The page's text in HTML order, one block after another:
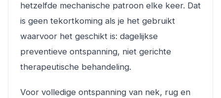
hetzelfde mechanische patroon elke keer. Dat
is geen tekortkoming als je het gebruikt
waarvoor het geschikt is: dagelijkse
preventieve ontspanning, niet gerichte
therapeutische behandeling.
Voor volledige ontspanning van nek, rug en